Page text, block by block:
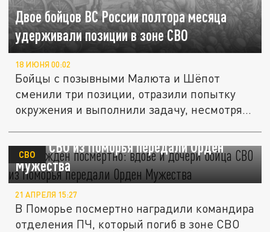
Двое бойцов ВС России полтора месяца
удерживали позиции в зоне СВО
18 ИЮНЯ 00:02
Бойцы с позывными Малюта и Шёпот
сменили три позиции, отразили попытку
окружения и выполнили задачу, несмотря...
Награжден посмертно: вдове и дочери
бойца СВО из Поморья передали Орден
Мужества
СВО
21 АПРЕЛЯ 15:27
В Поморье посмертно наградили командира
отделения ПЧ, который погиб в зоне СВО